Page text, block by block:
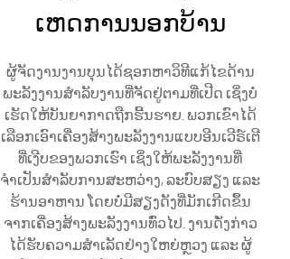
ເຫດການນອກບ້ານ
ຜູ້ຈັດງານງານບຸນໄດ້ຊອກຫາວິທີແກ້ໄຂດ້ານ
ພະລັງງານສຳລັບງານທີ່ຈັດຢູ່ຕາມທີ່ເປີດ ເຊິ່ງບໍ່
ເຮັດໃຫ້ບັນຍາກາດຖືກຮີ້ນຮາຍ. ພວກເຂົາໄດ້
ເລືອກເອົາເຄື່ອງສ້າງພະລັງງານແບບອີນເວີຣ໌ເຕີ
ທີ່ເງີບຂອງພວກເຮົາ ເຊິ່ງໃຫ້ພະລັງງານທີ່
ຈຳເປັນສຳລັບການສະຫວ່າງ, ລະບົບສຽງ ແລະ
ຮ້ານອາຫານ ໂດຍບໍ່ມີສຽງດັງທີ່ມັກເກີດຂຶ້ນ
ຈາກເຄື່ອງສ້າງພະລັງງານທົ່ວໄປ. ງານດັ່ງກ່າວ
ໄດ້ຮັບຄວາມສຳເລັດຢ່າງໃຫຍ່ຫຼວງ ແລະ ຜູ້